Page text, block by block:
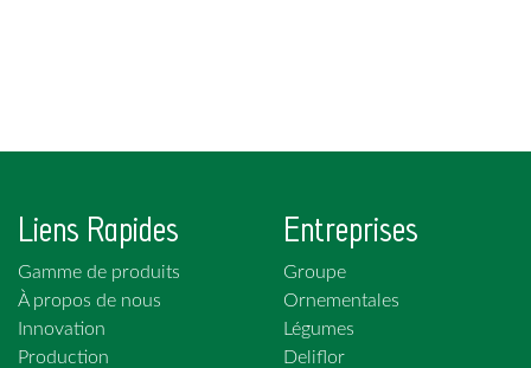
Liens Rapides
Gamme de produits
À propos de nous
Innovation
Production
Entreprises
Groupe
Ornementales
Légumes
Deliflor